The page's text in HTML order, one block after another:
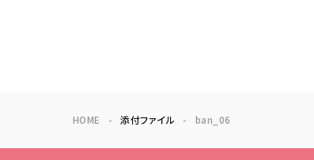
HOME 添付ファイル ban_06